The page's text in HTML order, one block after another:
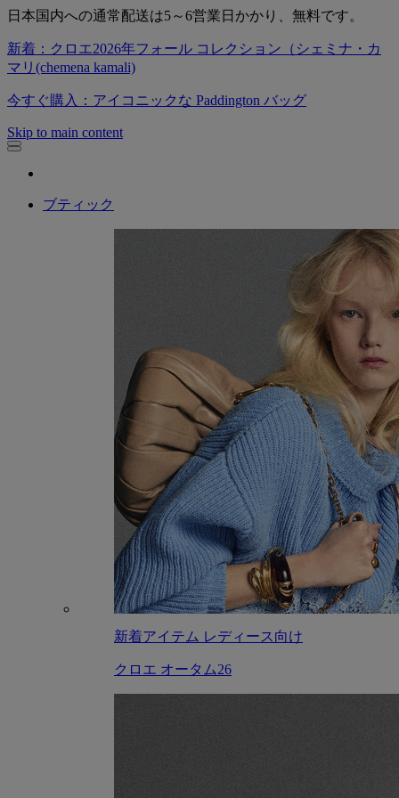
日本国内への通常配送は5～6営業日かかり、無料です。
新着：クロエ2026年フォール コレクション（シェミナ・カ
マリ(chemena kamali)
今すぐ購入：アイコニックな Paddington バッグ
Skip to main content
ブティック
新着アイテム レディース向け
クロエ オータム26